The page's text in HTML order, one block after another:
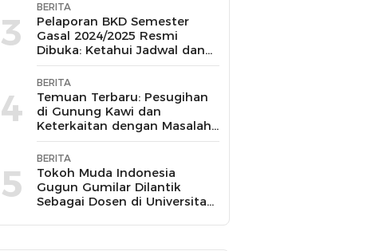
3
BERITA
Pelaporan BKD Semester
Gasal 2024/2025 Resmi
Dibuka: Ketahui Jadwal dan
Prosesnya
4
BERITA
Temuan Terbaru: Pesugihan
di Gunung Kawi dan
Keterkaitan dengan Masalah
Kesehatan Mental
5
BERITA
Tokoh Muda Indonesia
Gugun Gumilar Dilantik
Sebagai Dosen di Universitas
Berbagai Mata Kuliah